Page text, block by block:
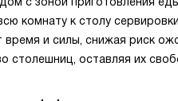
комнату к столу
время и силы, снижая риск
столешниц, оставляя их